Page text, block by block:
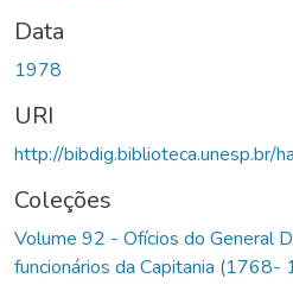
Data
1978
URI
http://bibdig.biblioteca.unesp.br/
Coleções
Volume 92 - Ofícios do General
funcionários da Capitania (1768-